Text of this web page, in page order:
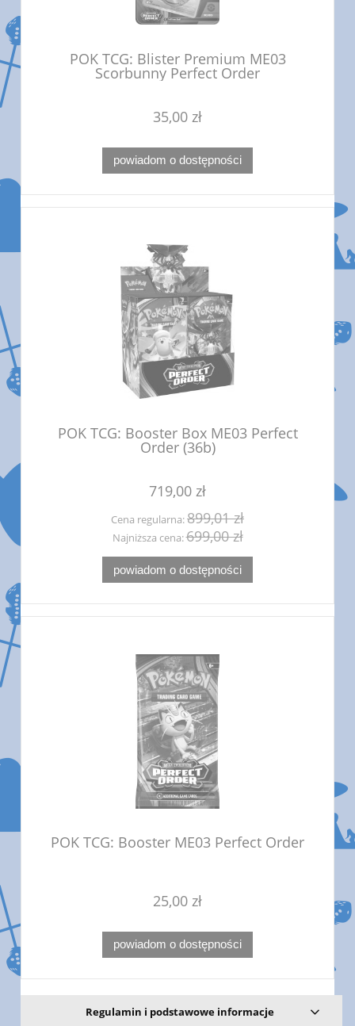
POK TCG: Blister Premium ME03
Scorbunny Perfect Order
35,00 zł
powiadom o dostępności
POK TCG: Booster Box ME03 Perfect
Order (36b)
719,00 zł
Cena regularna:899,01 zł
Najniższa cena:699,00 zł
powiadom o dostępności
POK TCG: Booster ME03 Perfect Order
25,00 zł
powiadom o dostępności
Regulamin i podstawowe informacje